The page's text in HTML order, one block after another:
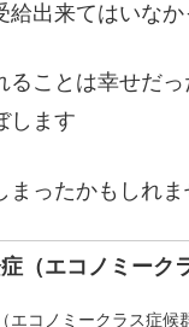
出来てはいな
ことは幸せだ
します
まったかもしれま
（エコノミーク
エコノミークラス症候